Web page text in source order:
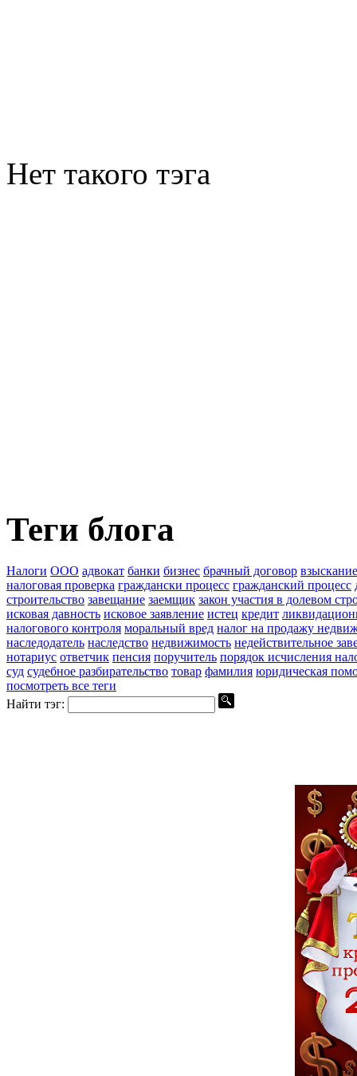
Нет такого тэга
Теги блога
Налоги ООО адвокат банки бизнес брачный договор
налоговая проверка граждански процесс гражданский процесс
строительство завещание заемщик закон участия в долевом
исковая давность исковое заявление истец кредит
налогового контроля моральный вред налог на продажу
наследодатель наследство недвижимость недействительное
нотариус ответчик пенсия поручитель порядок исчисления
суд судебное разбирательство товар фамилия юридическая
посмотреть все теги
Найти тэг: